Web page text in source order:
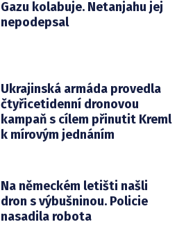
Gazu kolabuje. Netanjahu jej
nepodepsal
Ukrajinská armáda provedla
čtyřicetidenní dronovou
kampaň s cílem přinutit Kreml
k mírovým jednáním
Na německém letišti našli
dron s výbušninou. Policie
nasadila robota